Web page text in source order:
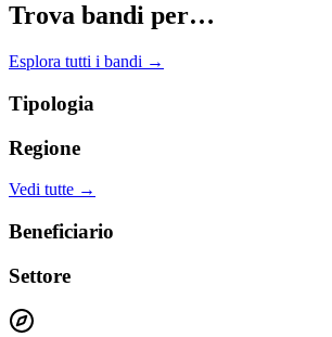
Trova bandi per…
Esplora tutti i bandi →
Tipologia
Regione
Vedi tutte →
Beneficiario
Settore